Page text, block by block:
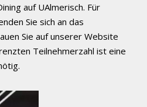
auf UAlmerisch. Für
Sie sich an das
Sie auf unserer Website
Teilnehmerzahl ist eine